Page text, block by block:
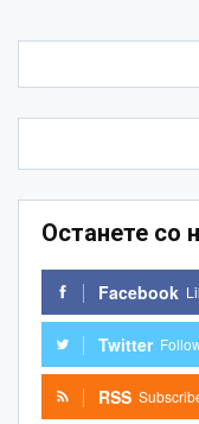
Останете со
Facebook
Twitter
RSS